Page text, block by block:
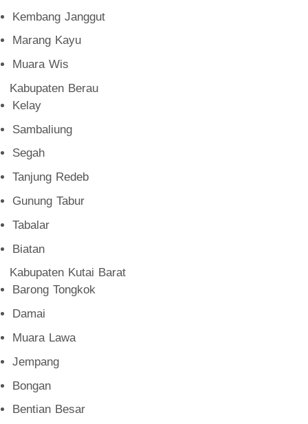
Kembang Janggut
Marang Kayu
Muara Wis
Kabupaten Berau
Kelay
Sambaliung
Segah
Tanjung Redeb
Gunung Tabur
Tabalar
Biatan
Kabupaten Kutai Barat
Barong Tongkok
Damai
Muara Lawa
Jempang
Bongan
Bentian Besar